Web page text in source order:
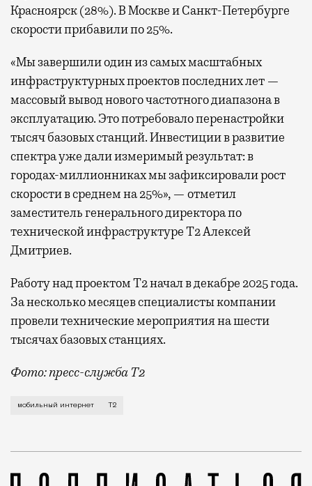
Красноярск (28%). В Москве и Санкт-Петербурге
скорости прибавили по 25%.
«Мы завершили один из самых масштабных
инфраструктурных проектов последних лет —
массовый вывод нового частотного диапазона в
эксплуатацию. Это потребовало перенастройки
тысяч базовых станций. Инвестиции в развитие
спектра уже дали измеримый результат: в
городах-миллионниках мы зафиксировали рост
скорости в среднем на 25%», — отметил
заместитель генерального директора по
технической инфраструктуре Т2 Алексей
Дмитриев.
Работу над проектом Т2 начал в декабре 2025 года.
За несколько месяцев специалисты компании
провели технические мероприятия на шести
тысячах базовых станциях.
Фото: пресс-служба Т2
Мобильный оператор Т2 завершил работы по
мобильный интернет Т2